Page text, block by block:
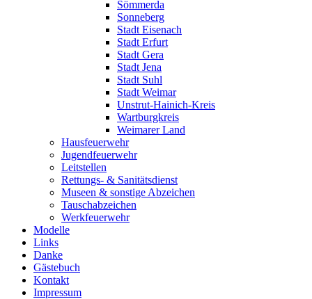
Sömmerda
Sonneberg
Stadt Eisenach
Stadt Erfurt
Stadt Gera
Stadt Jena
Stadt Suhl
Stadt Weimar
Unstrut-Hainich-Kreis
Wartburgkreis
Weimarer Land
Hausfeuerwehr
Jugendfeuerwehr
Leitstellen
Rettungs- & Sanitätsdienst
Museen & sonstige Abzeichen
Tauschabzeichen
Werkfeuerwehr
Modelle
Links
Danke
Gästebuch
Kontakt
Impressum